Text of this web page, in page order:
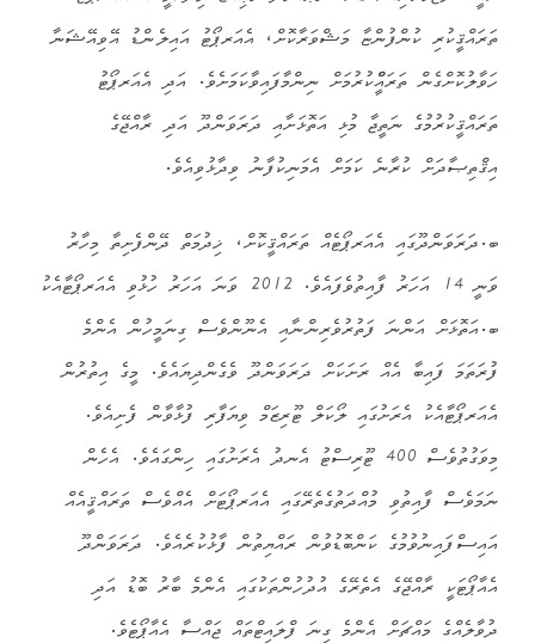
ތަރައްޤީކުރި ކުންފުންޏާ މަޝްވަރާކޮށް، އެއަރޕޯޓު އައިލެންޑު އޭވިއޭޝަނާ
ހަވާލުކޮށްގެން ތަރައްްީކުރުމަށް ނިންމާފައިވާކަމަށެވެ. އަދި އެއަރޕޯޓު
ތަރައްޤީކުރުމުގެ ނަތީޖާ މުޅި އަތޮޅަށާއި ދަރަވަންދޫ އަދި ރާއްޖޭގެ
އިޤްތިޞާދަށް ކުރާނެ ކަމަށް އެމަނިކުފާނު ވިދާޅުވިއެވެ.
ބ.ދަރަވަންދޫގައި އެއަރޕޯޓެއް ތަރައްޤީކޮށް، ޚިދުމަތް ދޭންފެށިތާ މިހާރު
ވަނީ 14 އަހަރު ފާއިތުވެފައެވެ. 2012 ވަނަ އަހަރު ހުޅުވި އެއަރޕޯޓާއެކު
ބ.އަތޮޅަށް އަންނަ ފަތުރުވެރިންނާއި އެނޫންވެސް ގިނަމީހުން އެންމެ
ފުރަތަމަ ފައިބާ އެއް ރަށަކަށް ދަރަވަންދޫ ވެގެންދިޔައެވެ. މީގެ އިތުރުން
އެއަރޕޯޓާއެކު އެރަށުގައި ލޯކަލް ޓޫރިޒަމް ވިޔަފާރި ފުޅާވާން ފެށިއެވެ.
މިވަގުތުވެސް 400 ޓޫރިސްޓު އެނދު އެރަށުގައި ހިންގައެވެ. އެހެން
ނަމަވެސް ފާއިތުވި މުއްދަތުގެތެރޭގައި އެއަރޕޯޓަށް އެއްވެސް ތަރައްޤީއެއް
އައިސްފައިނުވުމުގެ ކަންބޮޑުވުން ރައްޔިތުން ފާޅުކުރެއެވެ. ދަރަވަންދޫ
އެއާޕޯޓަކީ ރާއްޖޭގެ އެތެރޭގެ އުދުހުންތަކުގައި އެންމެ ބާރު ބޮޑު އަދި
ދުވާލެއްގެ މައްޗަށް އެންމެ ގިނަ ފްލައިޓްތައް ޖައްސާ އެއާޕޯޓެވެ.